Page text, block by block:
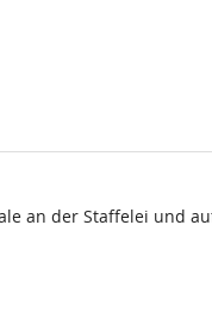
an der Staffelei und